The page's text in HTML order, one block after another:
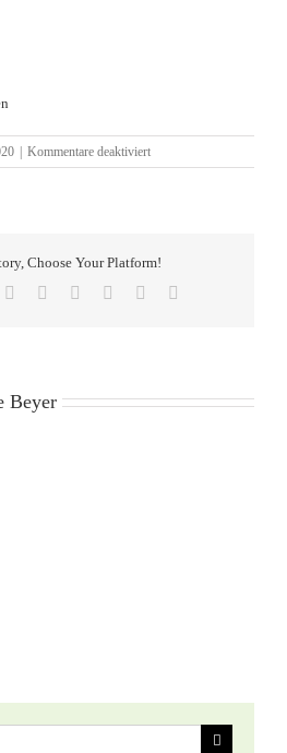
| Kommentare deaktiviertfür
Bio-
Tölz
Choose Your Platform!
LinkedInWhatsApp
TumblrPinterest
Beyer